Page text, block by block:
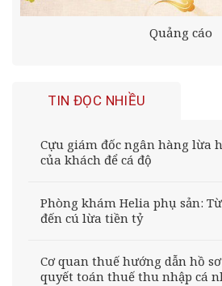
Quảng cáo
TIN ĐỌC NHIỀU
Cựu giám đốc ngân hàng lừa
của khách để cá độ
Phòng khám Helia phụ sản:
đến cú lừa tiền tỷ
Cơ quan thuế hướng dẫn hồ
quyết toán thuế thu nhập cá